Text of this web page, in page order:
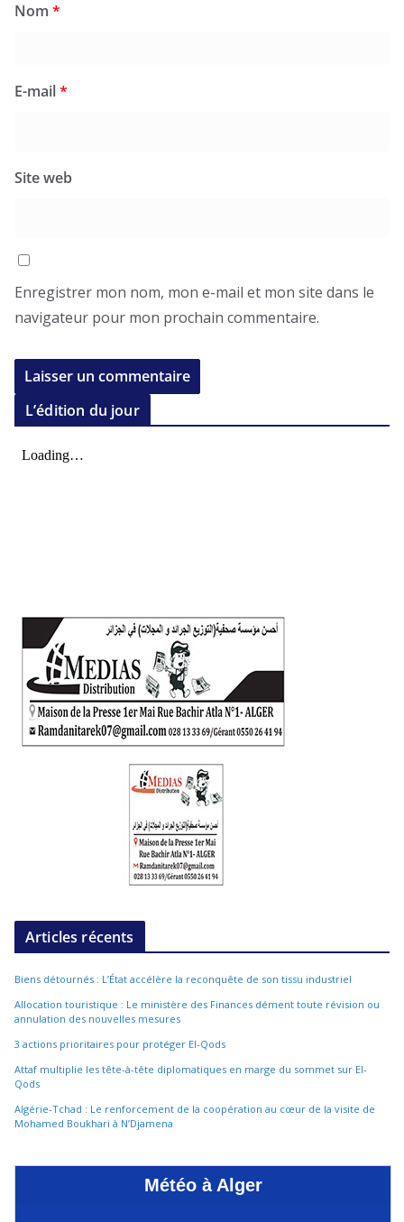
Nom *
E-mail*
Site web
Enregistrer mon nom, mon e-mail et mon site dans le
navigateur pour mon prochain commentaire.
L’édition du jour
Articles récents
Biens détournés : L’État accélère la reconquête de son tissu industriel
Allocation touristique : Le ministère des Finances dément toute révision ou
annulation des nouvelles mesures
3 actions prioritaires pour protéger El-Qods
Attaf multiplie les tête-à-tête diplomatiques en marge du sommet sur El-
Qods
Algérie-Tchad : Le renforcement de la coopération au cœur de la visite de
Mohamed Boukhari à N’Djamena
Météo à Alger